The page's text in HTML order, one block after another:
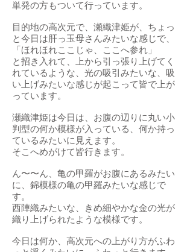
単発の方もついて行っています。
目的地の高次元で、瀬織津姫が、ちょっ
と今日は肝っ玉母さんみたいな感じで、
「ほれほれここじゃ、ここへ参れ」
と招き入れて、上から引っ張り上げてく
れているような、光の吸引みたいな、吸
い上げみたいな感じが起こって皆で上が
っています。
瀬織津姫は今日は、お腹の辺りに丸い小
判型の何か模様が入っている、何か持っ
ているみたいに見えます。
そこへめがけて皆行きます。
ん〜〜ん、亀の甲羅がお腹にあるみたい
に、錦模様の亀の甲羅みたいな感じで
す。
西陣織みたいな、きめ細やかな金の光が
織り上げられたような模様です。
今日は何か、高次元への上がり方がふわ